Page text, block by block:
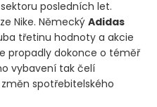
posledních let.
Nike. Německý Adidas
třetinu hodnoty a akcie
propadly dokonce o téměř
vybavení tak čelí
spotřebitelského